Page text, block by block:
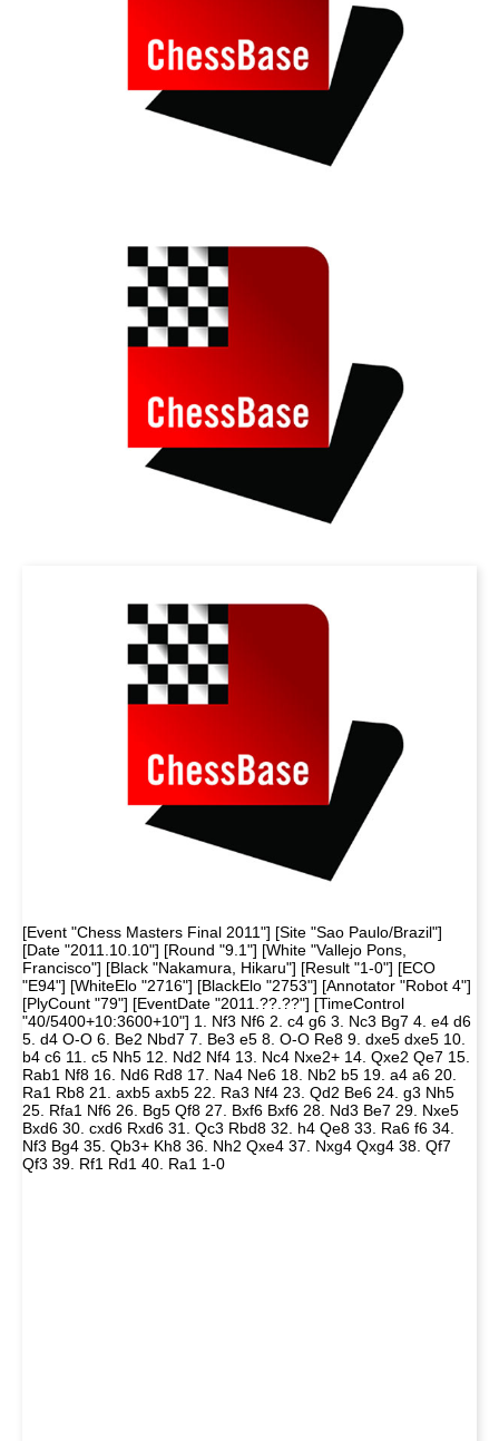
[Event "Chess Masters Final 2011"] [Site "Sao Paulo/Brazil"]
[Date "2011.10.10"] [Round "9.1"] [White "Vallejo Pons,
Francisco"] [Black "Nakamura, Hikaru"] [Result "1-0"] [ECO
"E94"] [WhiteElo "2716"] [BlackElo "2753"] [Annotator "Robot 4"]
[PlyCount "79"] [EventDate "2011.??.??"] [TimeControl
"40/5400+10:3600+10"] 1. Nf3 Nf6 2. c4 g6 3. Nc3 Bg7 4. e4 d6
5. d4 O-O 6. Be2 Nbd7 7. Be3 e5 8. O-O Re8 9. dxe5 dxe5 10.
b4 c6 11. c5 Nh5 12. Nd2 Nf4 13. Nc4 Nxe2+ 14. Qxe2 Qe7 15.
Rab1 Nf8 16. Nd6 Rd8 17. Na4 Ne6 18. Nb2 b5 19. a4 a6 20.
Ra1 Rb8 21. axb5 axb5 22. Ra3 Nf4 23. Qd2 Be6 24. g3 Nh5
25. Rfa1 Nf6 26. Bg5 Qf8 27. Bxf6 Bxf6 28. Nd3 Be7 29. Nxe5
Bxd6 30. cxd6 Rxd6 31. Qc3 Rbd8 32. h4 Qe8 33. Ra6 f6 34.
Nf3 Bg4 35. Qb3+ Kh8 36. Nh2 Qxe4 37. Nxg4 Qxg4 38. Qf7
Qf3 39. Rf1 Rd1 40. Ra1 1-0